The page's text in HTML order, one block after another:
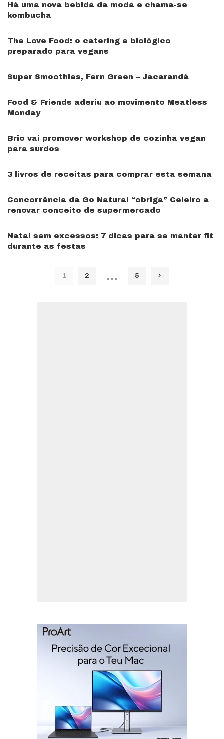
Há uma nova bebida da moda e chama-se
kombucha
The Love Food: o catering e biológico
preparado para vegans
Super Smoothies, Fern Green – Jacarandá
Food & Friends aderiu ao movimento Meatless
Monday
Brio vai promover workshop de cozinha vegan
para surdos
3 livros de receitas para comprar esta semana
Concorrência da Go Natural “obriga” Celeiro a
renovar conceito de supermercado
Natal sem excessos: 7 dicas para se manter fit
durante as festas
1 2 … 5